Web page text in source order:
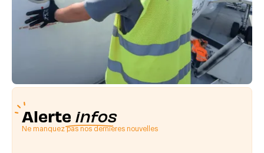
Alerte infos
Ne manquez pas nos dernières nouvelles